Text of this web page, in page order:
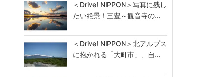
＜Drive! NIPPON＞写真に残し
たい絶景！三豊～観音寺の…
＜Drive! NIPPON＞北アルプス
に抱かれる「大町市」、自…